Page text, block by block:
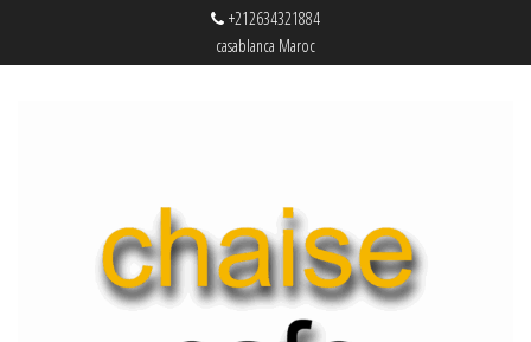
+212634321884
casablanca Maroc